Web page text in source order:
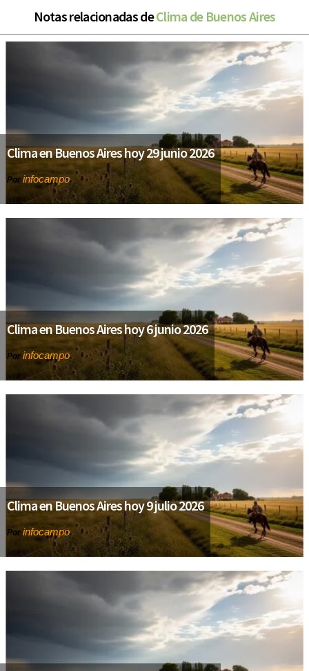
Notas relacionadas deClima de Buenos Aires
Clima en Buenos Aires hoy 29 junio 2026
Por infocampo
Clima en Buenos Aires hoy 6 junio 2026
Por infocampo
Clima en Buenos Aires hoy 9 julio 2026
Por infocampo